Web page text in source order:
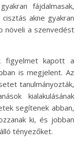
fájdalmasak,
akne gyakran
növeli a szenvedést
figyelmet kapott a
is megjelent. Az
tanulmányozták,
kialakulásának
segítenek abban,
ki, és jobban
tényezőket.